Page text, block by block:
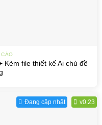
Kèm file thiết kế Ai chủ đề
Đang cập nhật v0.23